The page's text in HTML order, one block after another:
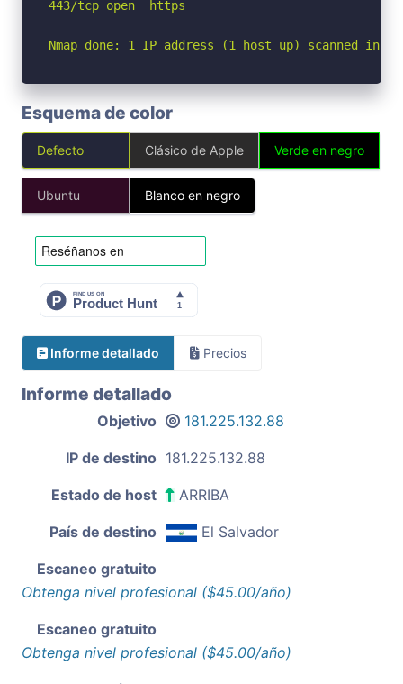
443/tcp open  https
Nmap done: 1 IP address (1 host up) scanned in
Esquema de color
Defecto Clásico de Apple Verde en negro
Ubuntu Blanco en negro
Informe detallado Precios
Informe detallado
Objetivo 181.225.132.88
IP de destino 181.225.132.88
Estado de host ARRIBA
País de destino El Salvador
Escaneo gratuito
Obtenga nivel profesional ($45.00/año)
Escaneo gratuito
Obtenga nivel profesional ($45.00/año)